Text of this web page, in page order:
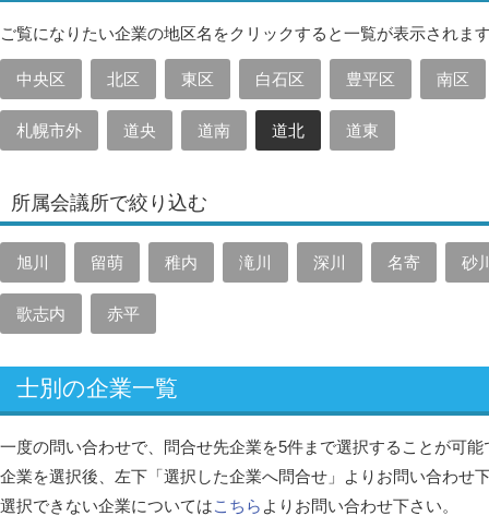
ご覧になりたい企業の地区名をクリックすると一覧が表示されま
中央区 北区 東区 白石区 豊平区 南区
札幌市外 道央 道南 道北 道東
所属会議所で絞り込む
旭川 留萌 稚内 滝川 深川 名寄 砂
歌志内 赤平
士別の企業一覧
一度の問い合わせで、問合せ先企業を5件まで選択することが可能
企業を選択後、左下「選択した企業へ問合せ」よりお問い合わせ
選択できない企業についてはこちら よりお問い合わせ下さい。